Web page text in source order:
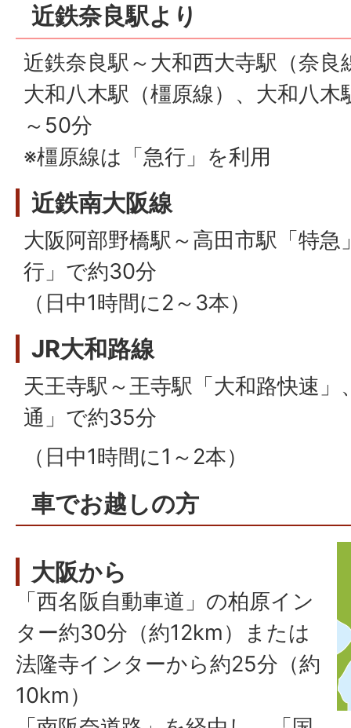
近鉄奈良駅より
近鉄奈良駅～大和西大寺駅（奈良
大和八木駅（橿原線）、大和八
～50分
※橿原線は「急行」を利用
近鉄南大阪線
大阪阿部野橋駅～高田市駅「特急
行」で約30分
（日中1時間に2～3本）
JR大和路線
天王寺駅～王寺駅「大和路快速
通」で約35分
（日中1時間に1～2本）
車でお越しの方
大阪から
「西名阪自動車道」の柏原イン
ター約30分（約12km）または
法隆寺インターから約25分（約
10km）